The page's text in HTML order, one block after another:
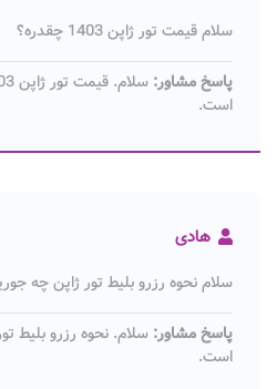
سلام قیمت تور ژاپن 1403 چقدره؟
پاسخ مشاور:
است.
هادی
سلام نحوه رزرو بلیط تور ژاپن چه
پاسخ مشاور: سلام. نحوه رزرو بلیط
است.